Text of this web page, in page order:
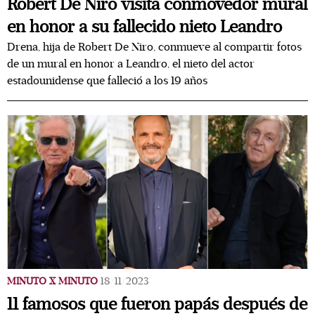
Robert De Niro visita conmovedor mural
en honor a su fallecido nieto Leandro
Drena, hija de Robert De Niro, conmueve al compartir fotos
de un mural en honor a Leandro, el nieto del actor
estadounidense que falleció a los 19 años
MINUTO X MINUTO 18/11/2023
11 famosos que fueron papás después de